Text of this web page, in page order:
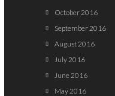
October 2016
September 2016
August 2016
July 2016
June 2016
May 2016